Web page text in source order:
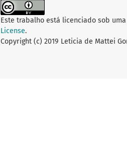
Este trabalho está licenciado sob
License.
Copyright (c) 2019 Leticia de Mattei